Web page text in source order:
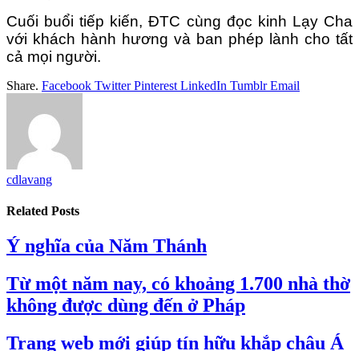
Cuối buổi tiếp kiến, ĐTC cùng đọc kinh Lạy Cha
với khách hành hương và ban phép lành cho tất
cả mọi người.
Share. Facebook Twitter Pinterest LinkedIn Tumblr Email
cdlavang
Related Posts
Ý nghĩa của Năm Thánh
Từ một năm nay, có khoảng 1.700 nhà thờ
không được dùng đến ở Pháp
Trang web mới giúp tín hữu khắp châu Á